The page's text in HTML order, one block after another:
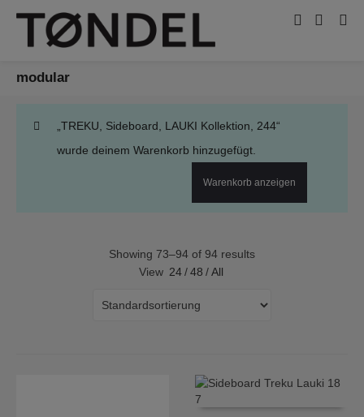
modular
„TREKU, Sideboard, LAUKI Kollektion, 244“
wurde deinem Warenkorb hinzugefügt.
Warenkorb anzeigen
Showing 73–94 of 94 results
View 24 / 48 / All